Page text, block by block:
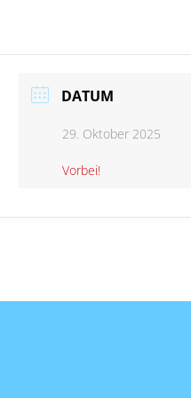
DATUM
29. Oktober 2025
Vorbei!